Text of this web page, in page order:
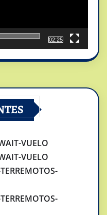
02:25
VUELO
VUELO